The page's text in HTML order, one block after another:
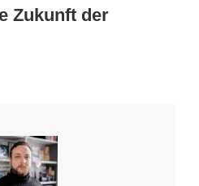
Zukunft der